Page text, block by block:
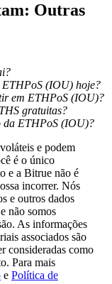
Outras
ETHPoS (IOU) hoje?
em ETHPoS (IOU)?
gratuitas?
da ETHPoS (IOU)?
e podem
é o único
e a Bitrue não é
incorrer. Nós
e outros dados
não somos
As informações
associados são
consideradas como
Para mais
e Política de